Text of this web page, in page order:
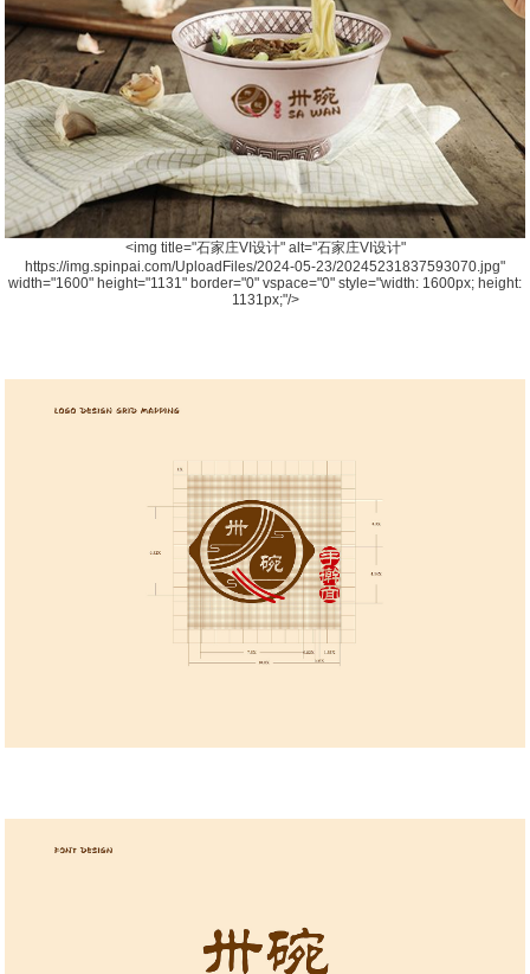
<img title="石家庄VI设计" alt="石家庄VI设计"
https://img.spinpai.com/UploadFiles/2024-05-23/20245231837593070.jpg"
width="1600" height="1131" border="0" vspace="0" style="width: 1600px; height:
1131px;"/>